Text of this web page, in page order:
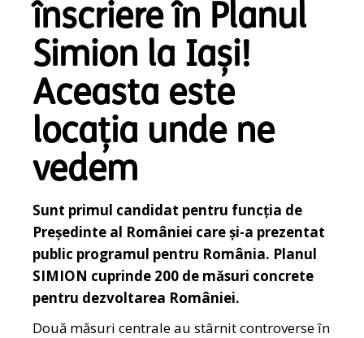
înscriere în Planul
Simion la Iași!
Aceasta este
locația unde ne
vedem
Sunt primul candidat pentru funcția de
Președinte al României care și-a prezentat
public programul pentru România. Planul
SIMION cuprinde 200 de măsuri concrete
pentru dezvoltarea României.
Două măsuri centrale au stârnit controverse în